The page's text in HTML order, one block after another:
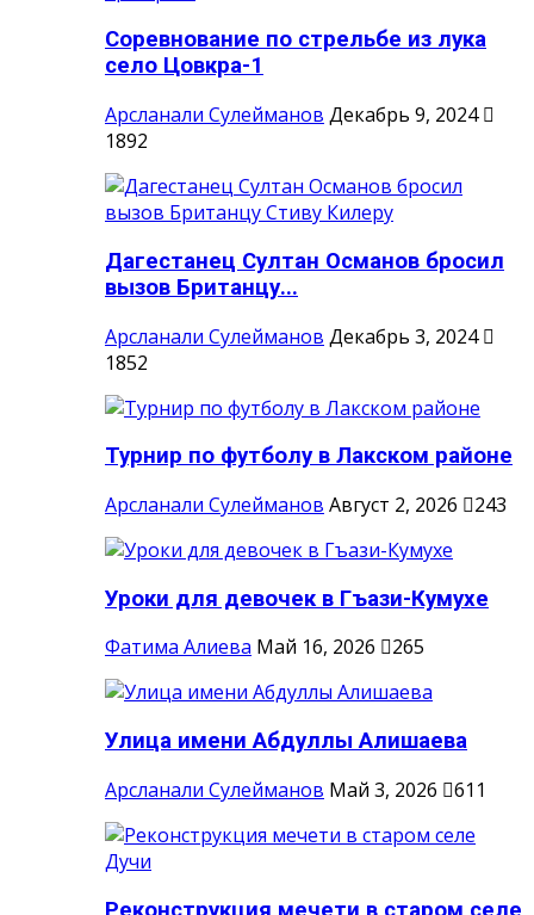
Соревнование по стрельбе из лука
село Цовкра-1
Арсланали Сулейманов Декабрь 9, 2024
1892
Дагестанец Султан Османов бросил
вызов Британцу...
Арсланали Сулейманов Декабрь 3, 2024
1852
Турнир по футболу в Лакском районе
Арсланали Сулейманов Август 2, 2026 243
Уроки для девочек в Гъази-Кумухе
Фатима Алиева Май 16, 2026 265
Улица имени Абдуллы Алишаева
Арсланали Сулейманов Май 3, 2026 611
Реконструкция мечети в старом селе